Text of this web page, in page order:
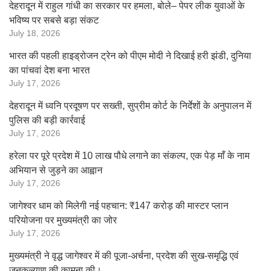
देहरादून में राहुल गांधी का सरकार पर हमला, बोले– पेपर लीक युवाओं के
भविष्य पर सबसे बड़ा संकट
July 18, 2026
भारत की पहली हाइड्रोजन ट्रेन को पीएम मोदी ने दिखाई हरी झंडी, दुनिया
का पांचवां देश बना भारत
July 17, 2026
देहरादून में ध्वनि प्रदूषण पर सख्ती, सुप्रीम कोर्ट के निर्देशों के अनुपालन में
पुलिस की बड़ी कार्रवाई
July 17, 2026
हरेला पर पूरे प्रदेश में 10 लाख पौधे लगाने का संकल्प, एक पेड़ माँ के नाम
अभियान से जुड़ने का आह्वान
July 17, 2026
जागेश्वर धाम को मिलेगी नई पहचान: ₹147 करोड़ की मास्टर प्लान
परियोजना पर मुख्यमंत्री का जोर
July 17, 2026
मुख्यमंत्री ने वृद्ध जागेश्वर में की पूजा-अर्चना, प्रदेश की सुख-समृद्धि एवं